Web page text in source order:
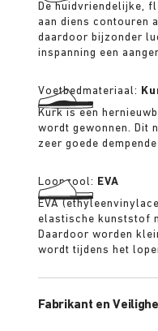
De huidvriendelijke,
aan diens contouren
daardoor bijzonder
inspanning een
Voetbedmateriaal:
Kurk is een
wordt gewonnen. Dit
zeer goede
Loopzool: EVA
EVA
elastische kunststof
Daardoor worden
wordt tijdens het
Fabrikant en